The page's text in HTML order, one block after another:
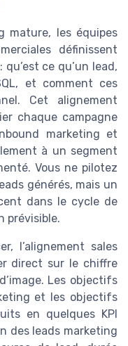
mature, les équipes
définissent
ce qu’un lead,
et comment ces
Cet alignement
chaque campagne
marketing et
à un segment
Vous ne pilotez
générés, mais un
dans le cycle de
prévisible.
l’alignement sales
direct sur le chiffre
Les objectifs
et les objectifs
en quelques KPI
des leads marketing